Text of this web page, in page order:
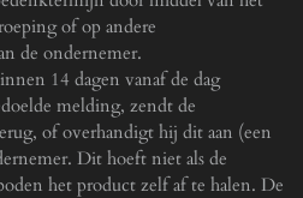
of op andere
de ondernemer.
14 dagen vanaf de dag
melding, zendt de
of overhandigt hij dit aan (een
Dit hoeft niet als de
het product zelf af te halen. De